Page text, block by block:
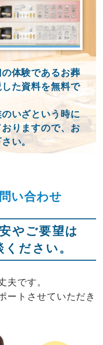
体験であるお葬
た資料を無料で
いざという時に
りますので、お
い。
い合わせ
やご要望は
ださい。
夫です。
ートさせていただき